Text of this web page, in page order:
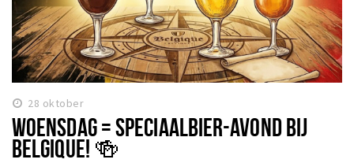
28 oktober
WOENSDAG = SPECIAALBIER-AVOND BIJ
BELGIQUE! 🍻